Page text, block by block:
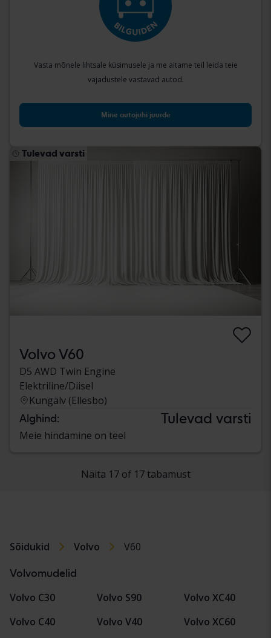
Vasta mõnele lihtsale küsimusele ja me aitame teil leida teie
vajadustele vastavad autod.
Mine autojuhi juurde
Tulevad varsti
Volvo V60
D5 AWD Twin Engine
Elektriline/Diisel
Kungälv (Ellesbo)
Alghind: Tulevad varsti
Meie hindamine on teel
Näita 17 of 17 tabamust
Sõidukid Volvo V60
Volvomudelid
Volvo C30
Volvo C40
Volvo S90
Volvo V40
Volvo XC40
Volvo XC60